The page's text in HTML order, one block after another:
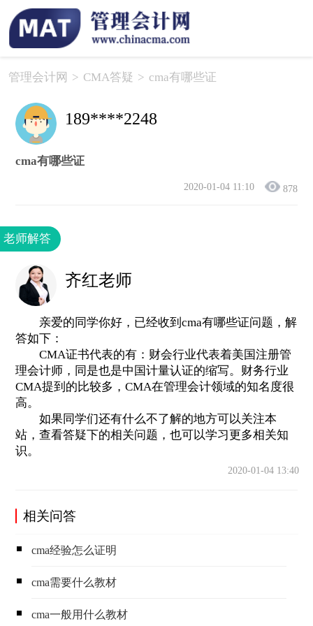
管理会计网 > CMA答疑 > cma有哪些证
189****2248
cma有哪些证
2020-01-04 11:10 878
老师解答
齐红老师
亲爱的同学你好，已经收到cma有哪些证问题，解
答如下：
CMA证书代表的有：财会行业代表着美国注册管
理会计师，同是也是中国计量认证的缩写。财务行业
CMA提到的比较多，CMA在管理会计领域的知名度很
高。
如果同学们还有什么不了解的地方可以关注本
站，查看答疑下的相关问题，也可以学习更多相关知
识。
2020-01-04 13:40
相关问答
cma经验怎么证明
cma需要什么教材
cma一般用什么教材